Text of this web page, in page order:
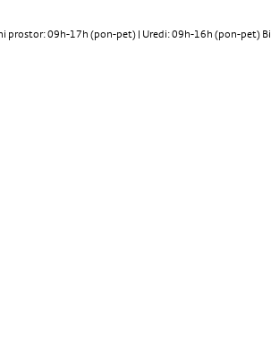
prostor: 09h-17h (pon-pet) | Uredi: 09h-16h (pon-pet)